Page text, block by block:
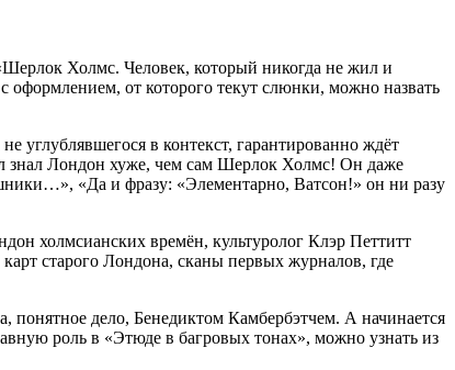
Холмс. Человек, который никогда не жил и
от которого текут слюнки, можно назвать
углублявшегося в контекст, гарантированно ждёт
знал Лондон хуже, чем сам Шерлок Холмс! Он даже
«Да и фразу: «Элементарно, Ватсон!» он ни разу
холмсианских времён, культуролог Клэр Петтитт
старого Лондона, сканы первых журналов, где
понятное дело, Бенедиктом Камбербэтчем. А начинается
роль в «Этюде в багровых тонах», можно узнать из